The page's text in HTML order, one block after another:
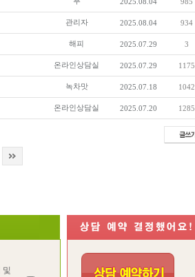
관리자 2025.08.04 934
해피 2025.07.29 3
온라인상담실 2025.07.29 1175
녹차맛 2025.07.18 1042
온라인상담실 2025.07.20 1285
및